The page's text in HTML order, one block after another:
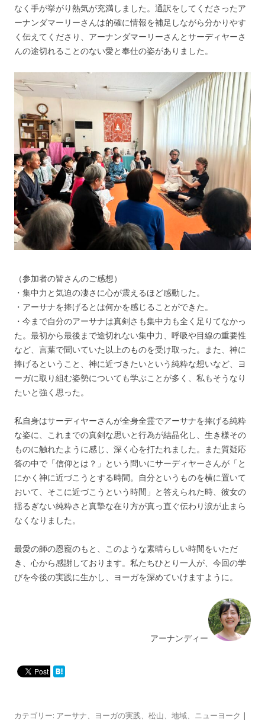
なく手が挙がり熱気が充満しました。通訳をしてくださったア
ーナンダマーリーさんは的確に情報を補足しながら分かりやす
く伝えてくださり、アーナンダマーリーさんとサーディヤーさ
んの途切れることのない愛と奉仕の姿がありました。
（参加者の皆さんのご感想）
・集中力と気迫の凄さに心が震えるほど感動した。
・アーサナを捧げるとは何かを感じることができた。
・今まで自分のアーサナは真剣さも集中力も全く足りてなかっ
た。最初から最後まで途切れない集中力、呼吸や目線の重要性
など、言葉で聞いていた以上のものを受け取った。また、神に
捧げるということ、神に近づきたいという純粋な想いなど、ヨ
ーガに取り組む姿勢についても学ぶことが多く、私もそうなり
たいと強く思った。
私自身はサーディヤーさんが全身全霊でアーサナを捧げる純粋
な姿に、これまでの真剣な思いと行為が結晶化し、生き様その
ものに触れたように感じ、深く心を打たれました。また質疑応
答の中で「信仰とは？」という問いにサーディヤーさんが「と
にかく神に近づこうとする時間。自分というものを横に置いて
おいて、そこに近づこうという時間」と答えられた時、彼女の
揺るぎない純粋さと真摯な在り方が真っ直ぐ伝わり涙が止まら
なくなりました。
最愛の師の恩寵のもと、このような素晴らしい時間をいただ
き、心から感謝しております。私たちひとり一人が、今回の学
びを今後の実践に生かし、ヨーガを深めていけますように。
アーナンディー
カテゴリー: アーサナ、 ヨーガの実践、 松山、 地域、 ニューヨーク |